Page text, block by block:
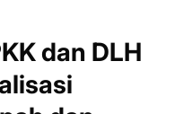
dan DLH